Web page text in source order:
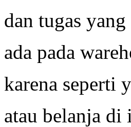
dan tugas
ada pada
karena seperti
atau belanja di